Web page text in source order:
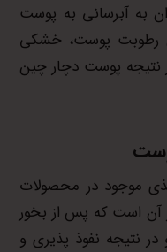
به آبرسانی به پوست
رطوبت پوست، خشکی
پوست دچار چین
موجود در محصولات
آن است که پس از بخور
نتیجه نفوذ پذیری و